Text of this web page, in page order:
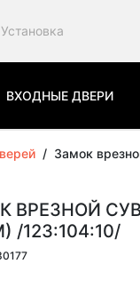
Установка
ВХОДНЫЕ ДВЕРИ
/ Замок
ВРЕЗНОЙ
/123:104:10/